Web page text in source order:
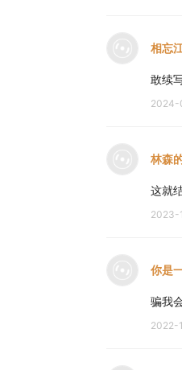
相忘
敢续
2024-
林森
这就
2023-
你是
骗我
2022-